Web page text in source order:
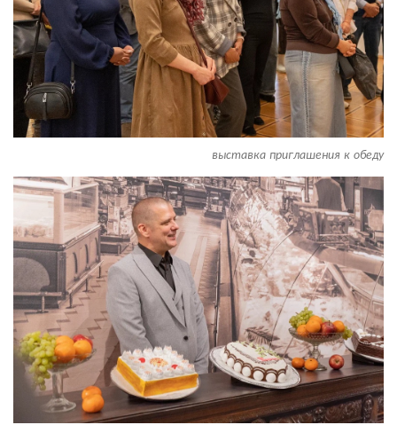
выставка приглашения к обеду